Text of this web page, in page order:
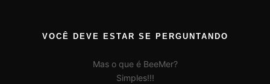
VOCÊ DEVE ESTAR SE PERGUNTANDO
Mas o que é BeeMer?
Simples!!!